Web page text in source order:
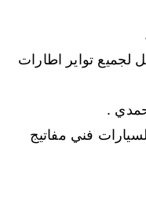
لجميع تواير اطارات
.
فني مفاتيج